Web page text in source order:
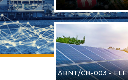
ABNT/CB-003 -